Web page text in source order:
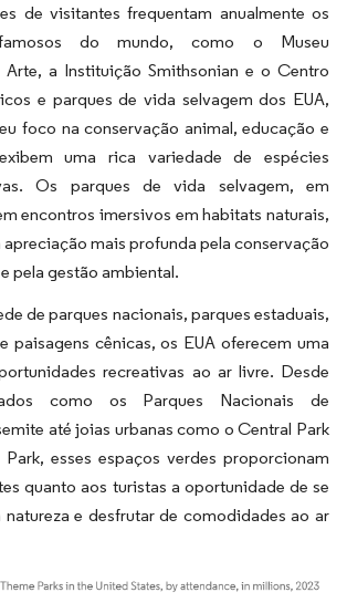
de visitantes frequentam anualmente os
do mundo, como o Museu
a Instituição Smithsonian e o Centro
e parques de vida selvagem dos EUA,
foco na conservação animal, educação e
uma rica variedade de espécies
Os parques de vida selvagem, em
encontros imersivos em habitats naturais,
mais profunda pela conservação
pela gestão ambiental.
de parques nacionais, parques estaduais,
paisagens cênicas, os EUA oferecem uma
recreativas ao ar livre. Desde
como os Parques Nacionais de
até joias urbanas como o Central Park
esses espaços verdes proporcionam
quanto aos turistas a oportunidade de se
e desfrutar de comodidades ao ar